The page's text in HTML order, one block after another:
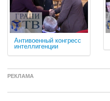
Антивоенный конгресс
интеллигенции
РЕКЛАМА